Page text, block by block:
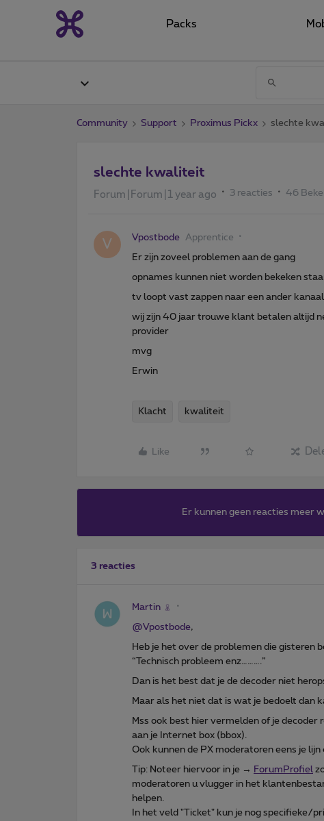
Packs
Community Support Proximus Pickx slechte
slechte kwaliteit
Forum|Forum|1 year ago 3 reacties 46
V Vpostbode Apprentice
Er zijn zoveel problemen aan de gang
opnames kunnen niet worden bekeken
tv loopt vast zappen naar een ander
wij zijn 40 jaar trouwe klant betalen altijd
provider
mvg
Erwin
Klacht kwaliteit
Like
Er kunnen geen reacties meer
3 reacties
Martin
@Vpostbode,
Heb je het over de problemen die gisteren
“Technisch probleem enz……….”
Dan is het best dat je de decoder niet
Maar als het niet dat is wat je bedoelt dan
Mss ook best hier vermelden of je
aan je Internet box (bbox).
Ook kunnen de PX moderatoren eens je lijn
Tip: Noteer hiervoor in je → ForumProfiel
moderatoren u vlugger in het
helpen.
In het veld "Ticket" kun je nog specifieke/